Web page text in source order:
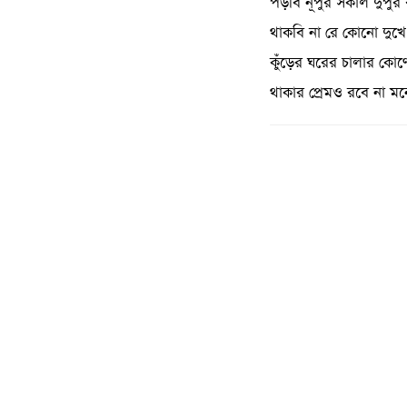
থাকবি না রে কোনো দুখে
কুঁড়ের ঘরের চালার
থাকার প্রেমও রবে না